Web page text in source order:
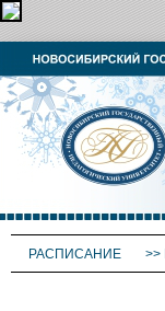
РАСПИСАНИЕ >>